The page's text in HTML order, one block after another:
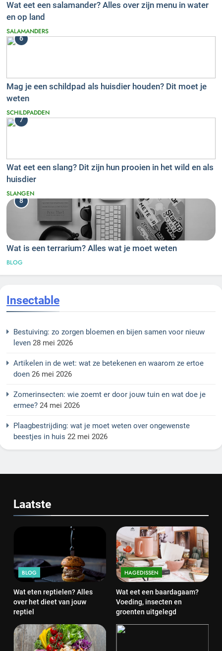
Wat eet een salamander? Alles over zijn menu in water
en op land
SALAMANDERS
6
Mag je een schildpad als huisdier houden? Dit moet je
weten
SCHILDPADDEN
7
Wat eet een slang? Dit zijn hun prooien in het wild en als
huisdier
SLANGEN
8
Wat is een terrarium? Alles wat je moet weten
BLOG
Insectable
Bestuiving: zo zorgen bloemen en bijen samen voor nieuw
leven 28 mei 2026
Artikelen in de wet: wat ze betekenen en waarom ze ertoe
doen 26 mei 2026
Zomerinsecten: wie zoemt er door jouw tuin en wat doe je
ermee? 24 mei 2026
Plaagbestrijding: wat je moet weten over ongewenste
beestjes in huis 22 mei 2026
Laatste
BLOG
Wat eten reptielen? Alles
over het dieet van jouw
reptiel
HAGEDISSEN
Wat eet een baardagaam?
Voeding, insecten en
groenten uitgelegd